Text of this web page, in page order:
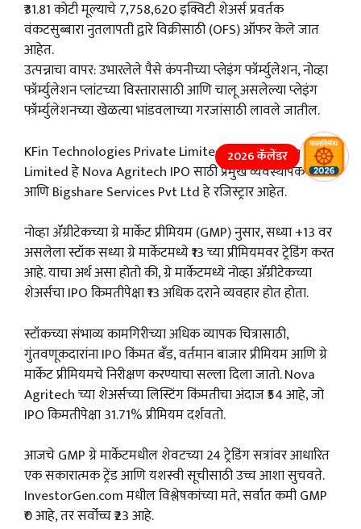
₹31.81 कोटी मूल्याचे 7,758,620 इक्विटी शेअर्स प्रवर्तक
वंकटसुब्बारा नुतलापती द्वारे विक्रीसाठी (OFS) ऑफर केले जात
आहेत.
उत्पन्नाचा वापर: उभारलेले पैसे कंपनीच्या प्लेइंग फॉर्म्युलेशन, नोव्हा
फॉर्म्युलेशन प्लांटच्या विस्तारासाठी आणि चालू असलेल्या प्लेइंग
फॉर्म्युलेशनच्या खेळत्या भांडवलाच्या गरजांसाठी लावले जातील.
KFin Technologies Private Limited आणि Bajaj Capital
Limited हे Nova Agritech IPO साठी प्रमुख व्यवस्थापक आहेत
आणि Bigshare Services Pvt Ltd हे रजिस्ट्रार आहेत.
नोव्हा ॲग्रीटेकच्या ग्रे मार्केट प्रीमियम (GMP) नुसार, सध्या +13 वर
असलेला स्टॉक सध्या ग्रे मार्केटमध्ये ₹13 च्या प्रीमियमवर ट्रेडिंग करत
आहे. याचा अर्थ असा होतो की, ग्रे मार्केटमध्ये नोव्हा ॲग्रीटेकच्या
शेअर्सचा IPO किमतीपेक्षा ₹13 अधिक दराने व्यवहार होत होता.
स्टॉकच्या संभाव्य कामगिरीच्या अधिक व्यापक चित्रासाठी,
गुंतवणूकदारांना IPO किंमत बँड, वर्तमान बाजार प्रीमियम आणि ग्रे
मार्केट प्रीमियमचे निरीक्षण करण्याचा सल्ला दिला जातो. Nova
Agritech च्या शेअर्सच्या लिस्टिंग किंमतीचा अंदाज ₹54 आहे, जो
IPO किमतीपेक्षा 31.71% प्रीमियम दर्शवतो.
आजचे GMP ग्रे मार्केटमधील शेवटच्या 24 ट्रेडिंग सत्रांवर आधारित
एक सकारात्मक ट्रेंड आणि यशस्वी सूचीसाठी उच्च आशा सुचवते.
InvestorGen.com मधील विश्लेषकांच्या मते, सर्वात कमी GMP
₹0 आहे, तर सर्वोच्च ₹23 आहे.
2026 कॅलेंडर